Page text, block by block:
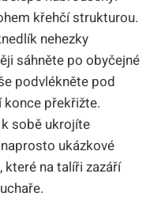
křehčí strukturou.
nehezky
sáhněte po obyčejné
podvlékněte pod
konce překřižte.
sobě ukrojíte
ukázkové
na talíři zazáří